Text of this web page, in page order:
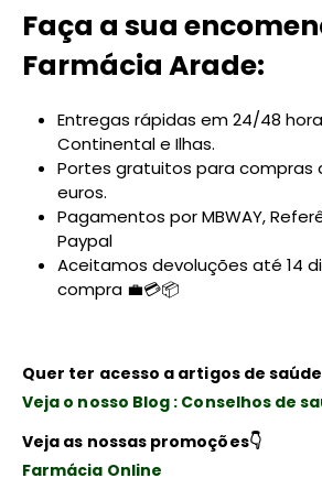
Faça a sua
Farmácia Arade:
Entregas rápidas em 24/48
Continental e Ilhas.
Portes gratuitos para compras
euros.
Pagamentos por MBWAY,
Paypal
Aceitamos devoluções até 14
compra 💼💳📦
Quer ter acesso a artigos de
Veja o nosso Blog : Conselhos de
Veja as nossas promoções👇
Farmácia Online